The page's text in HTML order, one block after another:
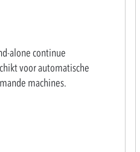
alone continue
voor automatische
machines.